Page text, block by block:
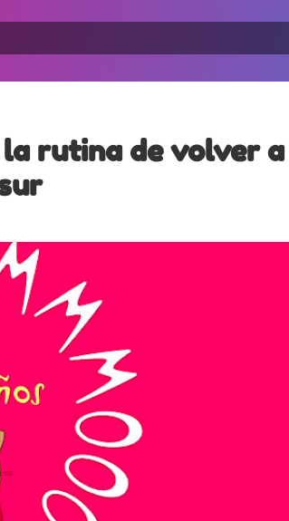
rutina de volver a